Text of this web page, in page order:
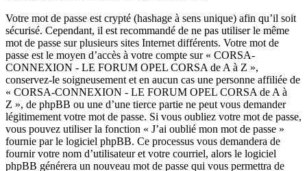
Votre mot de passe est crypté (hashage à sens unique) afin qu’il soit
sécurisé. Cependant, il est recommandé de ne pas utiliser le même
mot de passe sur plusieurs sites Internet différents. Votre mot de
passe est le moyen d’accès à votre compte sur « CORSA-
CONNEXION - LE FORUM OPEL CORSA de A à Z »,
conservez-le soigneusement et en aucun cas une personne affiliée de
« CORSA-CONNEXION - LE FORUM OPEL CORSA de A à
Z », de phpBB ou une d’une tierce partie ne peut vous demander
légitimement votre mot de passe. Si vous oubliez votre mot de passe,
vous pouvez utiliser la fonction « J’ai oublié mon mot de passe »
fournie par le logiciel phpBB. Ce processus vous demandera de
fournir votre nom d’utilisateur et votre courriel, alors le logiciel
phpBB générera un nouveau mot de passe qui vous permettra de